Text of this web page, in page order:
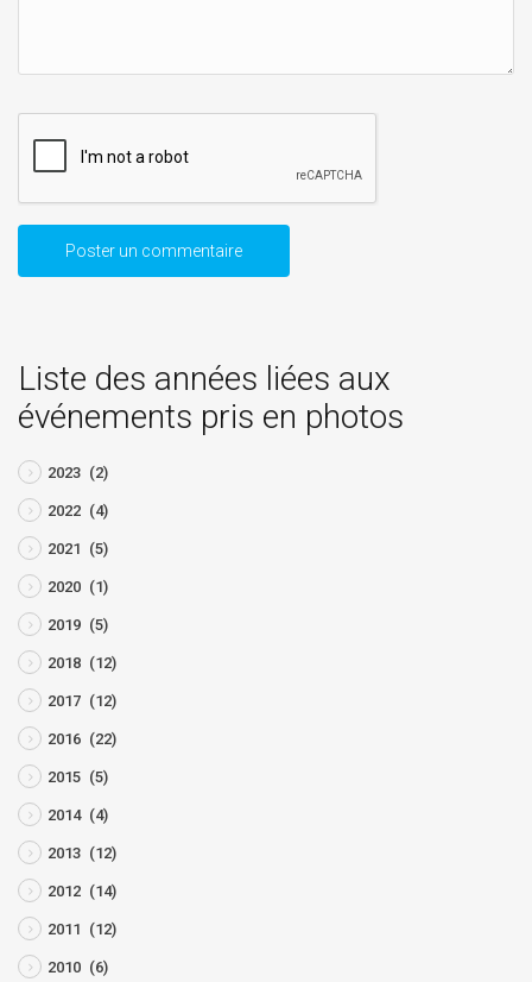
Liste des années liées aux
événements pris en photos
2023 (2)
2022 (4)
2021 (5)
2020 (1)
2019 (5)
2018 (12)
2017 (12)
2016 (22)
2015 (5)
2014 (4)
2013 (12)
2012 (14)
2011 (12)
2010 (6)